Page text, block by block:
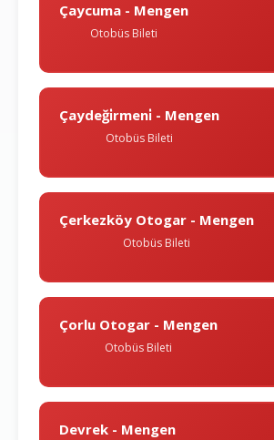
Çaycuma - Mengen
Otobüs Bileti
Çaydeği̇rmeni̇ - Mengen
Otobüs Bileti
Çerkezköy Otogar - Mengen
Otobüs Bileti
Çorlu Otogar - Mengen
Otobüs Bileti
Devrek - Mengen